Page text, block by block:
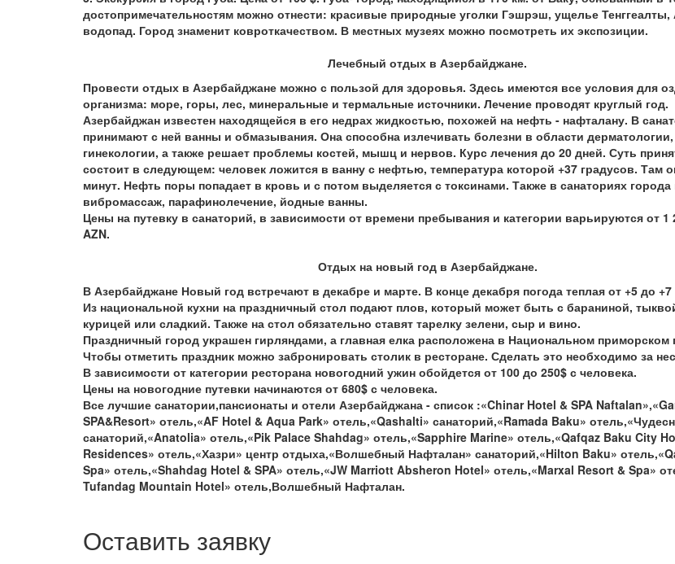
достопримечательностям можно отнести: красивые природные уголки Гэшрэш, ущелье
водопад. Город знаменит ковроткачеством. В местных музеях можно посмотреть их экспозиции.
Лечебный отдых в Азербайджане.
Провести отдых в Азербайджане можно с пользой для здоровья. Здесь имеются все условия для
организма: море, горы, лес, минеральные и термальные источники. Лечение проводят круглый год.
Азербайджан известен находящейся в его недрах жидкостью, похожей на нефть - нафталану. В
принимают с ней ванны и обмазывания. Она способна излечивать болезни в области
гинекологии, а также решает проблемы костей, мышц и нервов. Курс лечения до 20 дней. Суть
состоит в следующем: человек ложится в ванну с нефтью, температура которой +37 градусов. Там
минут. Нефть поры попадает в кровь и с потом выделяется с токсинами. Также в санаториях
вибромассаж, парафинолечение, йодные ванны.
Цены на путевку в санаторий, в зависимости от времени пребывания и категории варьируются от 1
AZN.
Отдых на новый год в Азербайджане.
В Азербайджане Новый год встречают в декабре и марте. В конце декабря погода теплая от +5 до +7
Из национальной кухни на праздничный стол подают плов, который может быть с бараниной,
курицей или сладкий. Также на стол обязательно ставят тарелку зелени, сыр и вино.
Праздничный город украшен гирляндами, а главная елка расположена в Национальном приморском
Чтобы отметить праздник можно забронировать столик в ресторане. Сделать это необходимо за
В зависимости от категории ресторана новогодний ужин обойдется от 100 до 250$ с человека.
Цены на новогодние путевки начинаются от 680$ с человека.
Все лучшие санатории,пансионаты и отели Азербайджана - список :«Chinar Hotel & SPA
SPA&Resort» отель,«AF Hotel & Aqua Park» отель,«Qashalti» санаторий,«Ramada Baku»
санаторий,«Anatolia» отель,«Pik Palace Shahdag» отель,«Sapphire Marine» отель,«Qafqaz Baku City
Residences» отель,«Хазри» центр отдыха,«Волшебный Нафталан» санаторий,«Hilton Baku»
Spa» отель,«Shahdag Hotel & SPA» отель,«JW Marriott Absheron Hotel» отель,«Marxal Resort & Spa»
Tufandag Mountain Hotel» отель,Волшебный Нафталан.
Оставить заявку